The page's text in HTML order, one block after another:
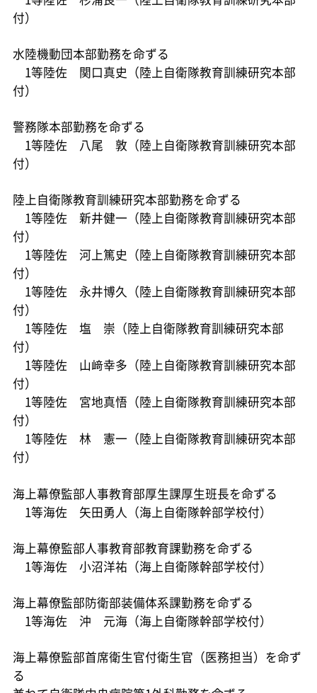
付）
水陸機動団本部勤務を命ずる
1等陸佐 関口真史（陸上自衛隊教育訓練研究本部
付）
警務隊本部勤務を命ずる
1等陸佐 八尾 敦（陸上自衛隊教育訓練研究本部
付）
陸上自衛隊教育訓練研究本部勤務を命ずる
1等陸佐 新井健一（陸上自衛隊教育訓練研究本部
付）
1等陸佐 河上篤史（陸上自衛隊教育訓練研究本部
付）
1等陸佐 永井博久（陸上自衛隊教育訓練研究本部
付）
1等陸佐 塩 崇（陸上自衛隊教育訓練研究本部
付）
1等陸佐 山﨑幸多（陸上自衛隊教育訓練研究本部
付）
1等陸佐 宮地真悟（陸上自衛隊教育訓練研究本部
付）
1等陸佐 林 憲一（陸上自衛隊教育訓練研究本部
付）
海上幕僚監部人事教育部厚生課厚生班長を命ずる
1等海佐 矢田勇人（海上自衛隊幹部学校付）
海上幕僚監部人事教育部教育課勤務を命ずる
1等海佐 小沼洋祐（海上自衛隊幹部学校付）
海上幕僚監部防衛部装備体系課勤務を命ずる
1等海佐 沖 元海（海上自衛隊幹部学校付）
海上幕僚監部首席衛生官付衛生官（医務担当）を命ず
る